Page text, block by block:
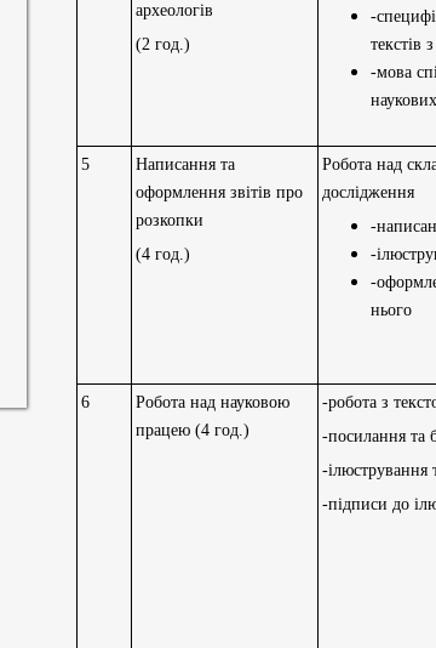
археологів
(2 год.)
-
текстів
-мова
5
Написання та
оформлення звітів про
розкопки
(4 год.)
Робота над
дослідження
-
-
-
нього
6
Робота над науковою
працею (4 год.)
-робота з
-посилання та
-ілюстрування
-підписи до